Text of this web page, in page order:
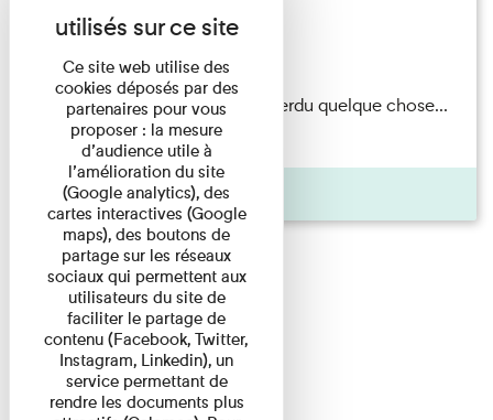
Exposition permanente
Du 15/08/2026 au 15/08/2026
Il semblerait qu’Albert Kahn a perdu quelque chose...
Accompagnés d’une ...
Agenda
Ce site web utilise des
cookies déposés par des
partenaires pour vous
proposer : la mesure
d’audience utile à
l’amélioration du site
(Google analytics), des
cartes interactives (Google
maps), des boutons de
partage sur les réseaux
sociaux qui permettent aux
utilisateurs du site de
faciliter le partage de
contenu (Facebook, Twitter,
Instagram, Linkedin), un
service permettant de
rendre les documents plus